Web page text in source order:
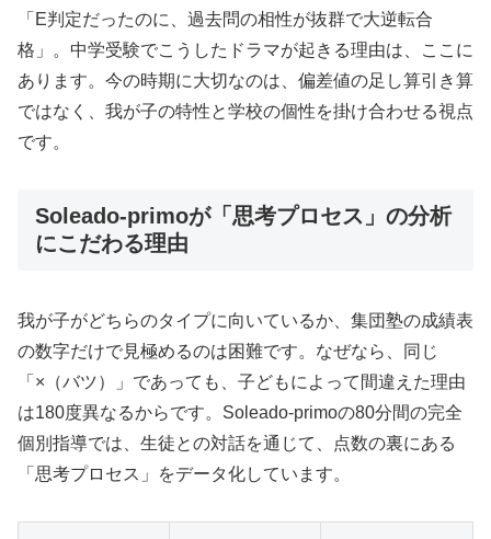
「E判定だったのに、過去問の相性が抜群で大逆転合
格」。中学受験でこうしたドラマが起きる理由は、ここに
あります。今の時期に大切なのは、偏差値の足し算引き算
ではなく、我が子の特性と学校の個性を掛け合わせる視点
です。
Soleado-primoが「思考プロセス」の分析
にこだわる理由
我が子がどちらのタイプに向いているか、集団塾の成績表
の数字だけで見極めるのは困難です。なぜなら、同じ
「×（バツ）」であっても、子どもによって間違えた理由
は180度異なるからです。Soleado-primoの80分間の完全
個別指導では、生徒との対話を通じて、点数の裏にある
「思考プロセス」をデータ化しています。